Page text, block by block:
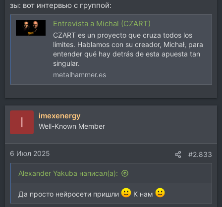
зы: вот интервью с группой:
Entrevista a Michal (CZART)
CZART es un proyecto que cruza todos los
límites. Hablamos con su creador, Michał, para
entender qué hay detrás de esta apuesta tan
singular.
metalhammer.es
I imexenergy
Well-Known Member
6 Июл 2025 #2.833
Alexander Yakuba написал(а):
Да просто нейросети пришли К нам